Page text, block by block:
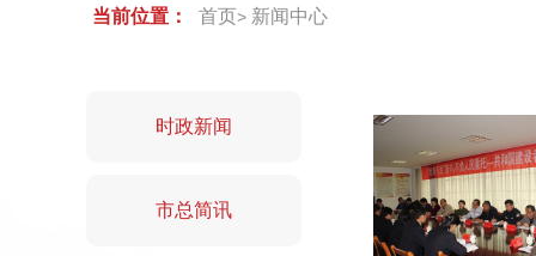
当前位置： 首页> 新闻中心
时政新闻
市总简讯